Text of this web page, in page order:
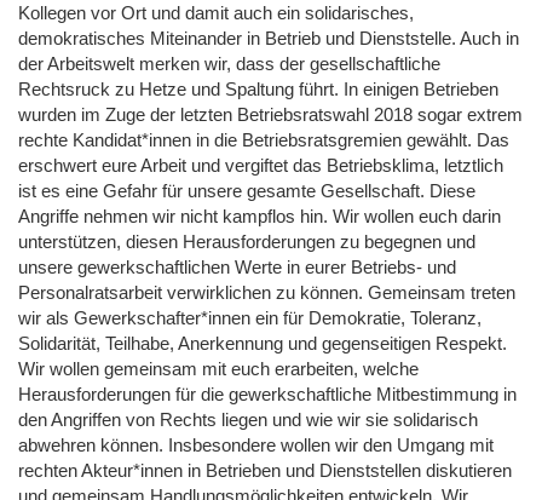
Kollegen vor Ort und damit auch ein solidarisches,
demokratisches Miteinander in Betrieb und Dienststelle. Auch in
der Arbeitswelt merken wir, dass der gesellschaftliche
Rechtsruck zu Hetze und Spaltung führt. In einigen Betrieben
wurden im Zuge der letzten Betriebsratswahl 2018 sogar extrem
rechte Kandidat*innen in die Betriebsratsgremien gewählt. Das
erschwert eure Arbeit und vergiftet das Betriebsklima, letztlich
ist es eine Gefahr für unsere gesamte Gesellschaft. Diese
Angriffe nehmen wir nicht kampflos hin. Wir wollen euch darin
unterstützen, diesen Herausforderungen zu begegnen und
unsere gewerkschaftlichen Werte in eurer Betriebs- und
Personalratsarbeit verwirklichen zu können. Gemeinsam treten
wir als Gewerkschafter*innen ein für Demokratie, Toleranz,
Solidarität, Teilhabe, Anerkennung und gegenseitigen Respekt.
Wir wollen gemeinsam mit euch erarbeiten, welche
Herausforderungen für die gewerkschaftliche Mitbestimmung in
den Angriffen von Rechts liegen und wie wir sie solidarisch
abwehren können. Insbesondere wollen wir den Umgang mit
rechten Akteur*innen in Betrieben und Dienststellen diskutieren
und gemeinsam Handlungsmöglichkeiten entwickeln. Wir